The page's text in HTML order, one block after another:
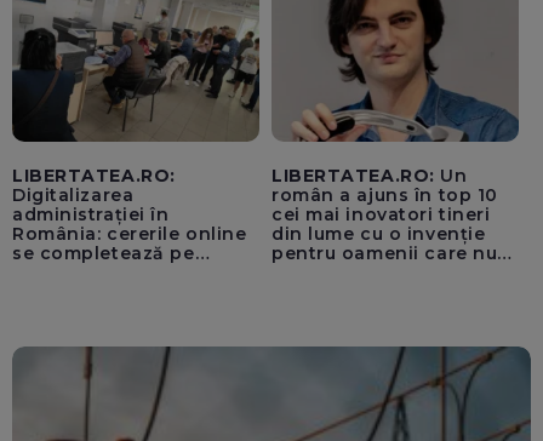
LIBERTATEA.RO:
Digitalizarea
administrației în
România: cererile online
se completează pe
LIBERTATEA.RO: Un
român a ajuns în top 10
cei mai inovatori tineri
din lume cu o invenție
pentru oamenii care nu